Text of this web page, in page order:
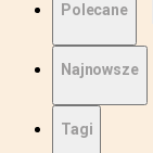
Polecane
Najnowsze
Tagi